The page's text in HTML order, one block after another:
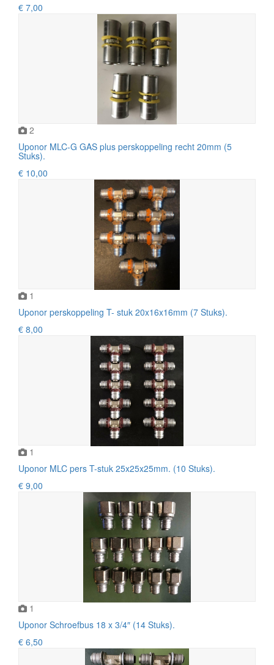
€ 7,00
2
Uponor MLC-G GAS plus perskoppeling recht 20mm (5
Stuks).
€ 10,00
1
Uponor perskoppeling T- stuk 20x16x16mm (7 Stuks).
€ 8,00
1
Uponor MLC pers T-stuk 25x25x25mm. (10 Stuks).
€ 9,00
1
Uponor Schroefbus 18 x 3/4″ (14 Stuks).
€ 6,50